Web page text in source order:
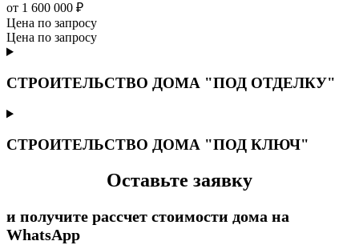
от 1 600 000 ₽
Цена по запросу
Цена по запросу
СТРОИТЕЛЬСТВО ДОМА "ПОД ОТДЕЛКУ"
СТРОИТЕЛЬСТВО ДОМА "ПОД КЛЮЧ"
Оставьте заявку
и получите рассчет стоимости дома на
WhatsApp